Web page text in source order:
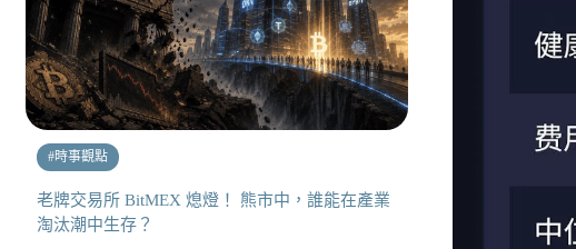
#時事觀點
老牌交易所 BitMEX 熄燈！ 熊市中，誰能在產業
淘汰潮中生存？